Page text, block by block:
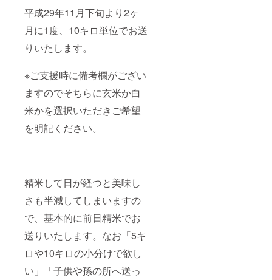
平成29年11月下旬より2ヶ
月に1度、10キロ単位でお送
りいたします。
※ご支援時に備考欄がござい
ますのでそちらに玄米か白
米かを選択いただきご希望
を明記ください。
精米して日が経つと美味し
さも半減してしまいますの
で、基本的に前日精米でお
送りいたします。なお「5キ
ロや10キロの小分けで欲し
い」「子供や孫の所へ送っ